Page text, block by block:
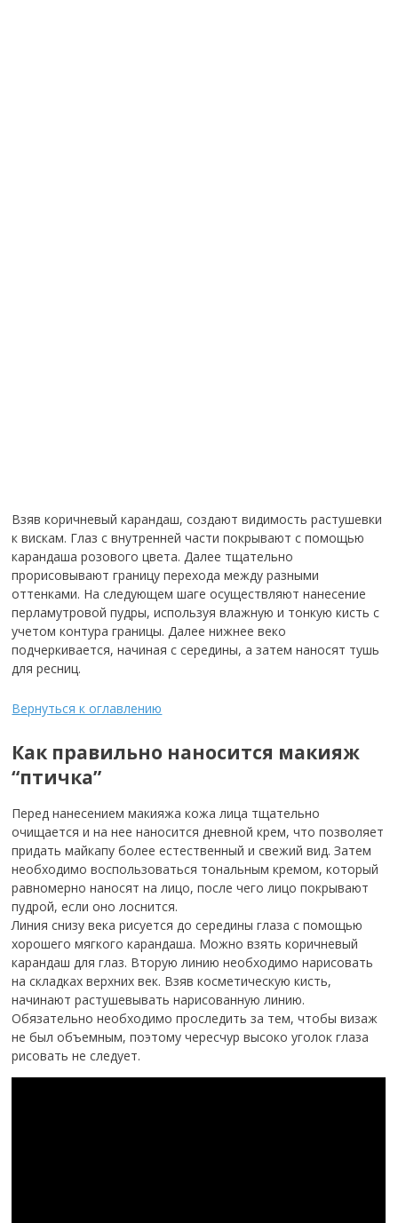
Взяв коричневый карандаш, создают видимость растушевки
к вискам. Глаз с внутренней части покрывают с помощью
карандаша розового цвета. Далее тщательно
прорисовывают границу перехода между разными
оттенками. На следующем шаге осуществляют нанесение
перламутровой пудры, используя влажную и тонкую кисть с
учетом контура границы. Далее нижнее веко
подчеркивается, начиная с середины, а затем наносят тушь
для ресниц.
Вернуться к оглавлению
Как правильно наносится макияж
“птичка”
Перед нанесением макияжа кожа лица тщательно
очищается и на нее наносится дневной крем, что позволяет
придать майкапу более естественный и свежий вид. Затем
необходимо воспользоваться тональным кремом, который
равномерно наносят на лицо, после чего лицо покрывают
пудрой, если оно лоснится.
Линия снизу века рисуется до середины глаза с помощью
хорошего мягкого карандаша. Можно взять коричневый
карандаш для глаз. Вторую линию необходимо нарисовать
на складках верхних век. Взяв косметическую кисть,
начинают растушевывать нарисованную линию.
Обязательно необходимо проследить за тем, чтобы визаж
не был объемным, поэтому чересчур высоко уголок глаза
рисовать не следует.